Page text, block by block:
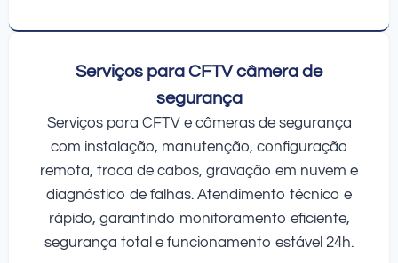
Serviços para CFTV câmera de
segurança
Serviços para CFTV e câmeras de segurança
com instalação, manutenção, configuração
remota, troca de cabos, gravação em nuvem e
diagnóstico de falhas. Atendimento técnico e
rápido, garantindo monitoramento eficiente,
segurança total e funcionamento estável 24h.